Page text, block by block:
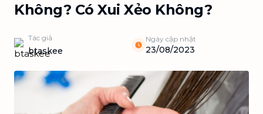
Không? Có Xui Xẻo Không?
Tác giả
btaskee
Ngày cập nhật
23/08/2023